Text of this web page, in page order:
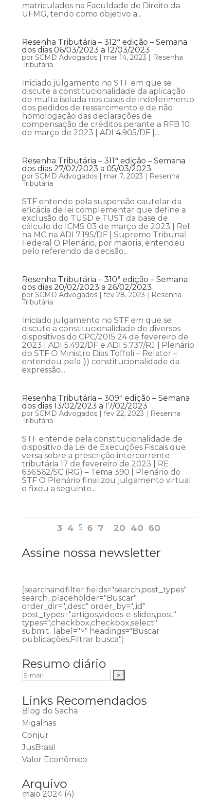
matriculados na Faculdade de Direito da
UFMG, tendo como objetivo a...
Resenha Tributária – 312ª edição – Semana
dos dias 06/03/2023 a 12/03/2023
por SCMD Advogados| mar 14, 2023 | Resenha
Tributária
Iniciado julgamento no STF em que se
discute a constitucionalidade da aplicação
de multa isolada nos casos de indeferimento
dos pedidos de ressarcimento e de não
homologação das declarações de
compensação de créditos perante a RFB 10
de março de 2023 | ADI 4.905/DF |...
Resenha Tributária – 311ª edição – Semana
dos dias 27/02/2023 a 05/03/2023
por SCMD Advogados| mar 7, 2023 | Resenha
Tributária
STF entende pela suspensão cautelar da
eficácia de lei complementar que define a
exclusão do TUSD e TUST da base de
cálculo do ICMS 03 de março de 2023 | Ref
na MC na ADI 7.195/DF | Supremo Tribunal
Federal O Plenário, por maioria, entendeu
pelo referendo da decisão...
Resenha Tributária – 310ª edição – Semana
dos dias 20/02/2023 a 26/02/2023
por SCMD Advogados| fev 28, 2023 | Resenha
Tributária
Iniciado julgamento no STF em que se
discute a constitucionalidade de diversos
dispositivos do CPC/2015 24 de fevereiro de
2023 | ADI 5.492/DF e ADI 5.737/RJ | Plenário
do STF O Ministro Dias Toffoli – Relator –
entendeu pela (i) constitucionalidade da
expressão...
Resenha Tributária – 309ª edição – Semana
dos dias 13/02/2023 a 17/02/2023
por SCMD Advogados| fev 22, 2023 | Resenha
Tributária
STF entende pela constitucionalidade de
dispositivo da Lei de Execuções Fiscais que
versa sobre a prescrição intercorrente
tributária 17 de fevereiro de 2023 | RE
636.562/SC (RG) – Tema 390 | Plenário do
STF O Plenário finalizou julgamento virtual
e fixou a seguinte...
3 4 5 6 7 20 40 60
Assine nossa newsletter
[searchandfilter fields="search,post_types"
search_placeholder="Buscar"
order_dir=",,desc" order_by=",,id"
post_types="artigos,videos-e-slides,post"
types=",checkbox,checkbox,select"
submit_label=">" headings="Buscar
publicações,Filtrar busca"]
Resumo diário
Links Recomendados
Blog do Sacha
Migalhas
Conjur
JusBrasil
Valor Econômico
Arquivo
maio 2024(4)